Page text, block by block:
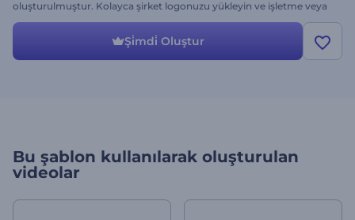
oluşturulmuştur. Kolayca şirket logonuzu yükleyin ve işletme veya
hizmetinizi harika bir şekilde sunun. Hemen ücretsiz bir
önizlemesini deneyin.
Şi̇mdi̇ Oluştur
Bu şablon kullanılarak oluşturulan
videolar